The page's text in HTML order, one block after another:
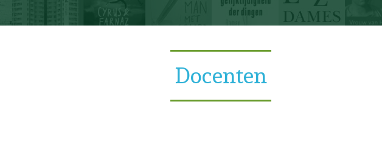
Docenten